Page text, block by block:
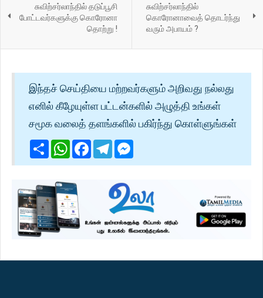
சுவிற்சர்லாந்தில் தடுப்பூசி
போட்டவர்களுக்கு கொரோனா
தொற்று !
சுவிற்சர்லாந்தில்
கொரோனாவைத் தொடர்ந்து
வரும் அபாயம் ?
இந்தச் செய்தியை மற்றவர்களும் அறிவது நல்லது
எனில் கீழேயுள்ள பட்டன்களில் அழுத்தி உங்கள்
சமூக வலைத் தளங்களில் பகிர்ந்து கொள்ளுங்கள்
ShareWhatsApp
Facebook
Telegram